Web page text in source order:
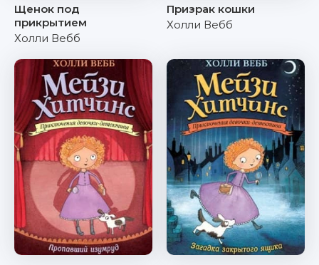
Щенок под
прикрытием
Холли Вебб
Призрак кошки
Холли Вебб